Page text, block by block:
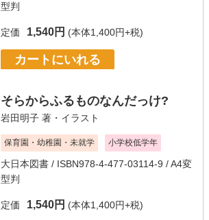
型判
定価 1,540円 (本体1,400円+税)
カートにいれる
そらからふるものなんだっけ?
岩田明子 著・イラスト
保育園・幼稚園・未就学 小学校低学年
大日本図書 / ISBN978-4-477-03114-9 / A4変
型判
定価 1,540円 (本体1,400円+税)